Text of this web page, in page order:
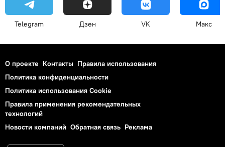
Telegram Дзен VK Макс
О проекте Контакты Правила использования
Политика конфиденциальности
Политика использования Cookie
Правила применения рекомендательных
технологий
Новости компаний Обратная связь Реклама